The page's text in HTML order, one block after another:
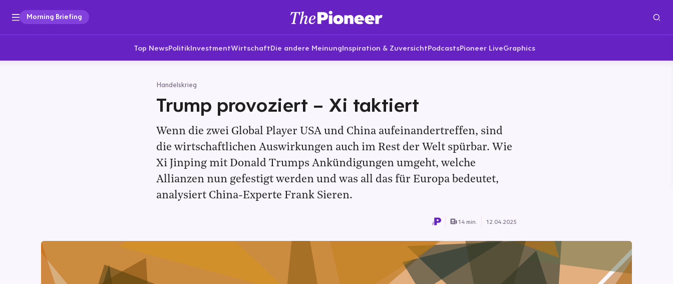
Morning Briefing
Top NewsPolitikInvestmentWirtschaftDie andere MeinungInspiration & ZuversichtPodcastsPioneer LiveGraphics
Handelskrieg
Trump provoziert – Xi taktiert
Wenn die zwei Global Player USA und China aufeinandertreffen, sind
die wirtschaftlichen Auswirkungen auch im Rest der Welt spürbar. Wie
Xi Jinping mit Donald Trumps Ankündigungen umgeht, welche
Allianzen nun gefestigt werden und was all das für Europa bedeutet,
analysiert China-Experte Frank Sieren.
14 min. 12.04.2025